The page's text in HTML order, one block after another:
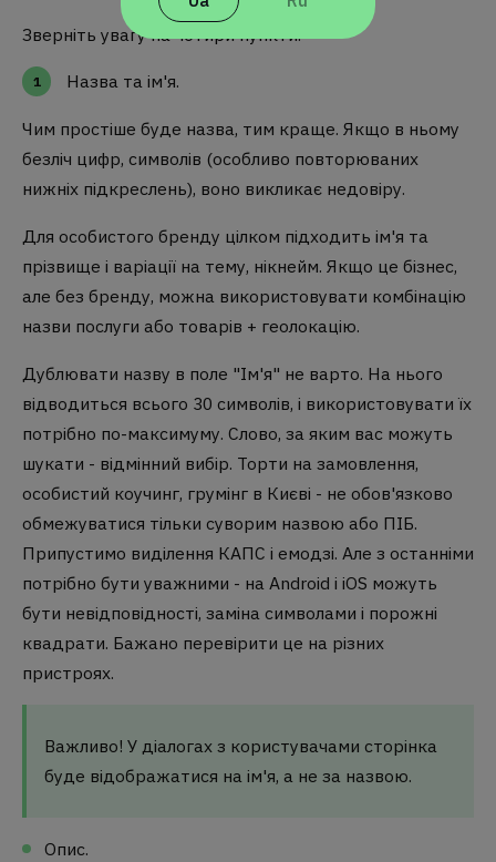
Зверніть увагу на чотири пункти.
Назва та ім'я.
Чим простіше буде назва, тим краще. Якщо в ньому
безліч цифр, символів (особливо повторюваних
нижніх підкреслень), воно викликає недовіру.
Для особистого бренду цілком підходить ім'я та
прізвище і варіації на тему, нікнейм. Якщо це бізнес,
але без бренду, можна використовувати комбінацію
назви послуги або товарів + геолокацію.
Дублювати назву в поле "Ім'я" не варто. На нього
відводиться всього 30 символів, і використовувати їх
потрібно по-максимуму. Слово, за яким вас можуть
шукати - відмінний вибір. Торти на замовлення,
особистий коучинг, грумінг в Києві - не обов'язково
обмежуватися тільки суворим назвою або ПІБ.
Припустимо виділення КАПС і емодзі. Але з останніми
потрібно бути уважними - на Android і iOS можуть
бути невідповідності, заміна символами і порожні
квадрати. Бажано перевірити це на різних
пристроях.
Важливо! У діалогах з користувачами сторінка
буде відображатися на ім'я, а не за назвою.
Опис.